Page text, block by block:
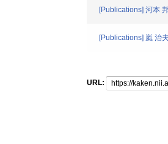
[Publications] 河本
[Publications] 嵐 治
URL: